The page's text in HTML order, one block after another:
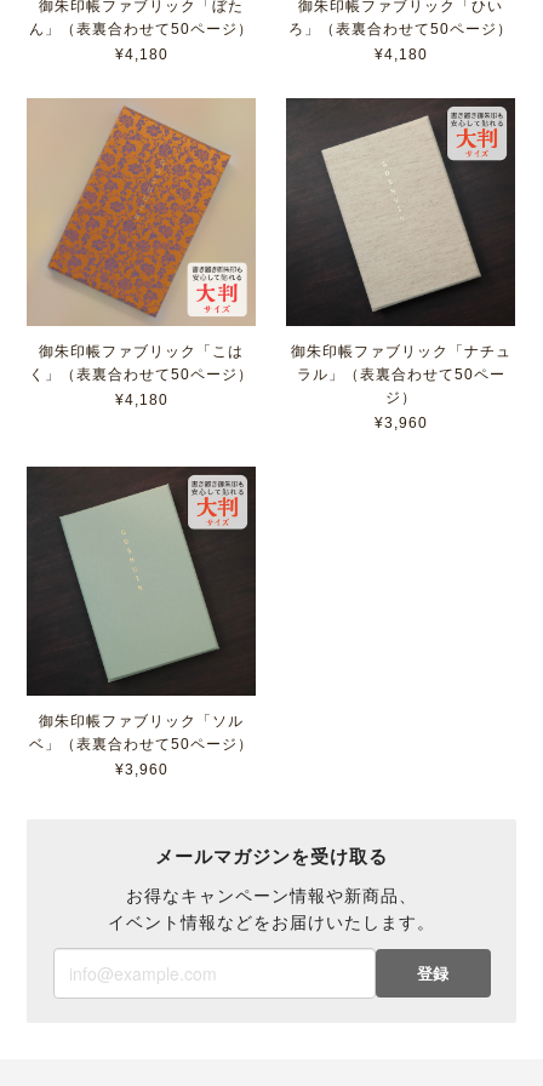
御朱印帳ファブリック「ぼた
ん」（表裏合わせて50ページ）
¥4,180
御朱印帳ファブリック「ひい
ろ」（表裏合わせて50ページ）
¥4,180
御朱印帳ファブリック「こは
く」（表裏合わせて50ページ）
¥4,180
御朱印帳ファブリック「ナチュ
ラル」（表裏合わせて50ペー
ジ）
¥3,960
御朱印帳ファブリック「ソル
ベ」（表裏合わせて50ページ）
¥3,960
メールマガジンを受け取る
お得なキャンペーン情報や新商品、
イベント情報などをお届けいたします。
登録